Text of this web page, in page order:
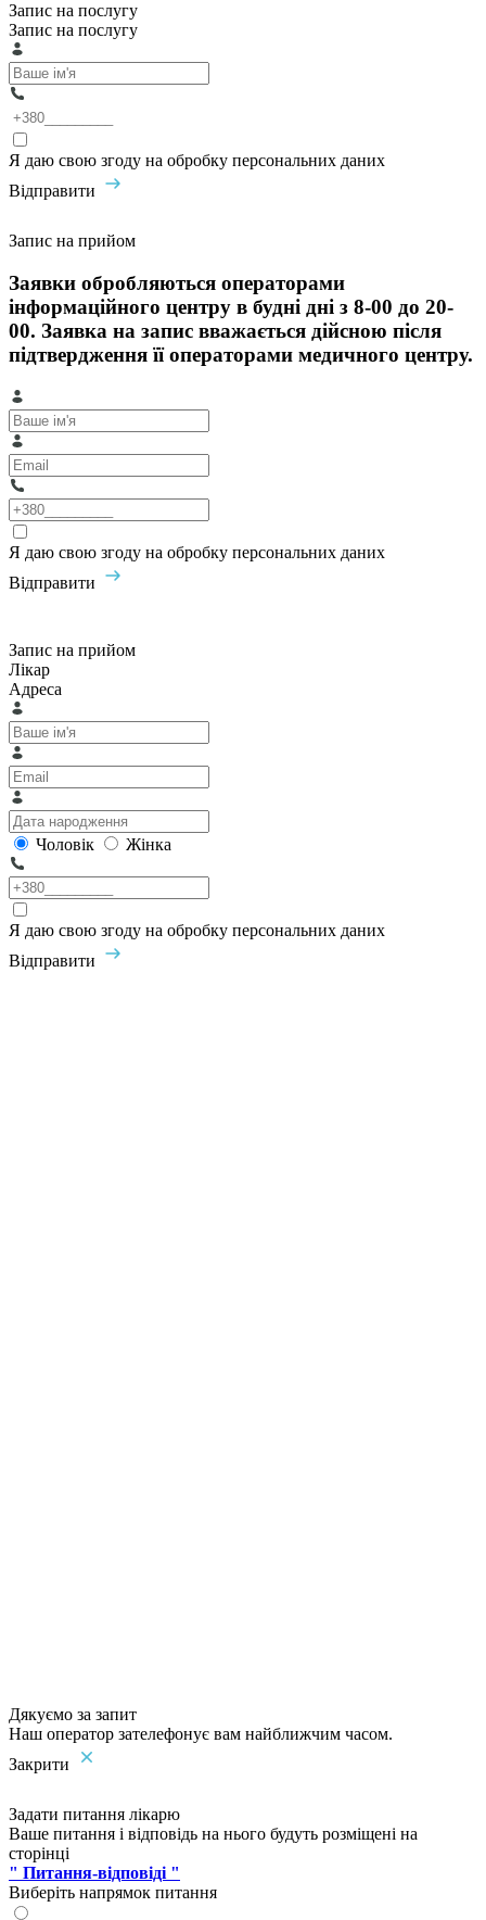
Запис на послугу
Запис на послугу
Я даю свою згоду на обробку персональних даних
Відправити
Запис на прийом
Заявки обробляються операторами
інформаційного центру в будні дні з 8-00 до 20-
00. Заявка на запис вважається дійсною після
підтвердження її операторами медичного центру.
Я даю свою згоду на обробку персональних даних
Відправити
Запис на прийом
Лікар
Адреса
Чоловік Жінка
Я даю свою згоду на обробку персональних даних
Відправити
Дякуємо за запит
Наш оператор зателефонує вам найближчим часом.
Закрити
Задати питання лікарю
Ваше питання і відповідь на нього будуть розміщені на
сторінці
" Питання-відповіді "
Виберіть напрямок питання